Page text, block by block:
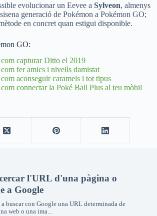
evolucionar un Eevee a Sylveon, almenys
generació de Pokémon a Pokémon GO;
en concret quan estigui disponible.
GO:
capturar Ditto el 2019
fer amics i nivells damistat
aconseguir caramels i tot tipus
connectar la Poké Ball Plus al teu mòbil